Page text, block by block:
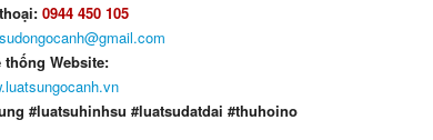
0944 450 105
thống Website:
#luatsuhinhsu #luatsudatdai #thuhoino